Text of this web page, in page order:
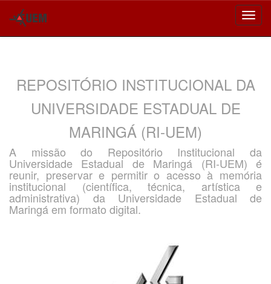
REPOSITÓRIO INSTITUCIONAL DA
UNIVERSIDADE ESTADUAL DE
MARINGÁ (RI-UEM)
A missão do Repositório Institucional da
Universidade Estadual de Maringá (RI-UEM) é
reunir, preservar e permitir o acesso à memória
institucional (científica, técnica, artística e
administrativa) da Universidade Estadual de
Maringá em formato digital.